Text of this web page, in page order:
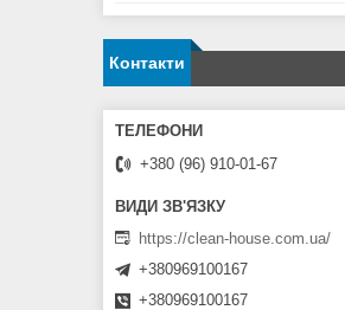
Контакти
+380 (96) 910-01-67
https://clean-house.com.ua/
+380969100167
+380969100167